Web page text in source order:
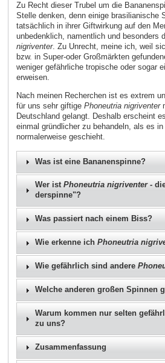
Zu Recht dieser Trubel um die
Stelle denken, denn einige brasilianische
tatsächlich in ihrer Giftwirkung auf den
unbedenklich, namentlich und besonders
nigriventer. Zu Unrecht, meine ich, weil
bzw. in Super-oder Großmärkten
weniger gefährliche tropische oder sogar
erweisen.
Nach meinen Recherchen ist es extrem
für uns sehr giftige Phoneutria nigriventer
Deutschland gelangt. Deshalb erscheint
einmal gründlicher zu behandeln, als es
normalerweise geschieht.
Was ist eine Bananenspinne?
Wer istPhoneutria nigriventer-
derspinne"?
Was passiert nach einem Biss?
Wie erkenne ichPhoneutria
Wie gefährlich sind andere
Welche anderen großen Spinnen
Warum kommen nur selten
zu uns?
Zusammenfassung